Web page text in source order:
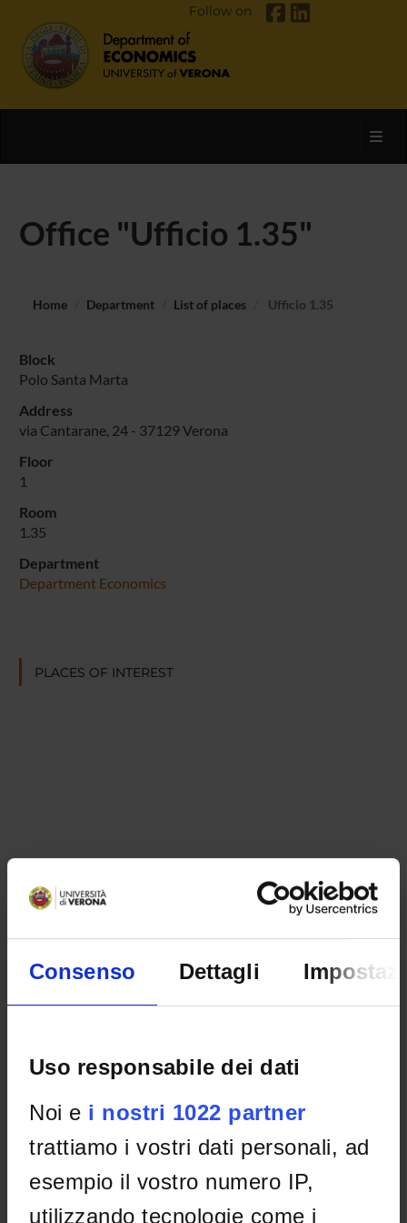
Consenso Dettagli
Uso responsabile dei dati
Noi e i nostri 1022 partner
trattiamo i vostri dati personali, ad
esempio il vostro numero IP,
utilizzando tecnologie come i
Follow on
Office "Ufficio 1.35"
Home Department List of places Ufficio 1.35
Block
Polo Santa Marta
Address
via Cantarane, 24 - 37129 Verona
Floor
1
Room
1.35
Department
Department Economics
PLACES OF INTEREST
ORGANISATION
GOVERNANCE